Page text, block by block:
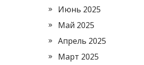
Июнь 2025
Май 2025
Апрель 2025
Март 2025